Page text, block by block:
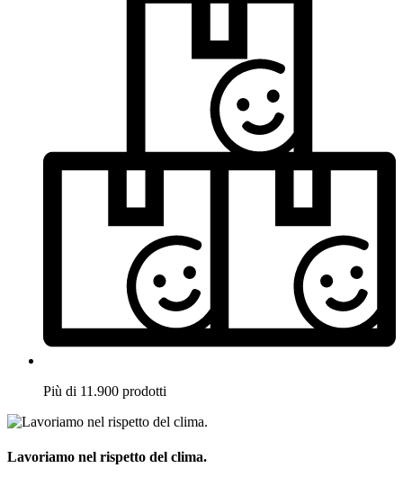
Più di 11.900 prodotti
Lavoriamo nel rispetto del clima.